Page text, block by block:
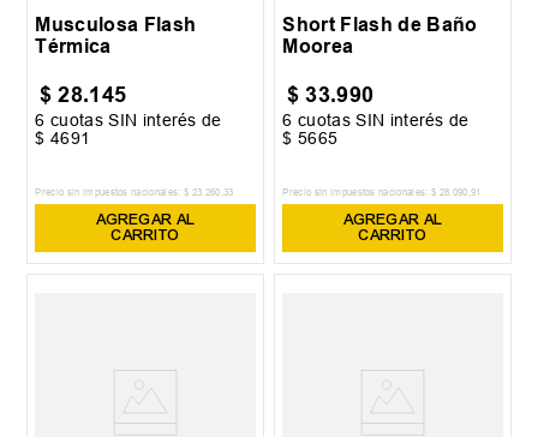
Musculosa Flash
Térmica
$ 28.145
6 cuotas SIN interés de
$ 4691
Precio sin impuestos nacionales: $ 23 260 33
AGREGAR AL
CARRITO
Short Flash de Baño
Moorea
$ 33.990
6 cuotas SIN interés de
$ 5665
Precio sin impuestos nacionales: $ 28 090 91
AGREGAR AL
CARRITO